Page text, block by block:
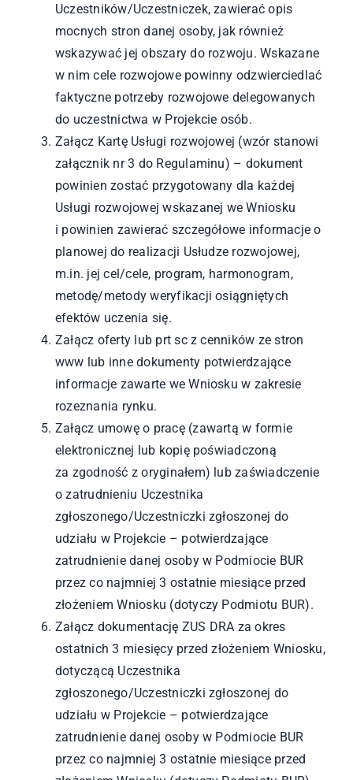
Uczestników/Uczestniczek, zawierać opis
mocnych stron danej osoby, jak również
wskazywać jej obszary do rozwoju. Wskazane
w nim cele rozwojowe powinny odzwierciedlać
faktyczne potrzeby rozwojowe delegowanych
do uczestnictwa w Projekcie osób.
Załącz Kartę Usługi rozwojowej (wzór stanowi
załącznik nr 3 do Regulaminu) – dokument
powinien zostać przygotowany dla każdej
Usługi rozwojowej wskazanej we Wniosku
i powinien zawierać szczegółowe informacje o
planowej do realizacji Usłudze rozwojowej,
m.in. jej cel/cele, program, harmonogram,
metodę/metody weryfikacji osiągniętych
efektów uczenia się.
Załącz oferty lub prt sc z cenników ze stron
www lub inne dokumenty potwierdzające
informacje zawarte we Wniosku w zakresie
rozeznania rynku.
Załącz umowę o pracę (zawartą w formie
elektronicznej lub kopię poświadczoną
za zgodność z oryginałem) lub zaświadczenie
o zatrudnieniu Uczestnika
zgłoszonego/Uczestniczki zgłoszonej do
udziału w Projekcie – potwierdzające
zatrudnienie danej osoby w Podmiocie BUR
przez co najmniej 3 ostatnie miesiące przed
złożeniem Wniosku (dotyczy Podmiotu BUR).
Załącz dokumentację ZUS DRA za okres
ostatnich 3 miesięcy przed złożeniem Wniosku,
dotyczącą Uczestnika
zgłoszonego/Uczestniczki zgłoszonej do
udziału w Projekcie – potwierdzające
zatrudnienie danej osoby w Podmiocie BUR
przez co najmniej 3 ostatnie miesiące przed